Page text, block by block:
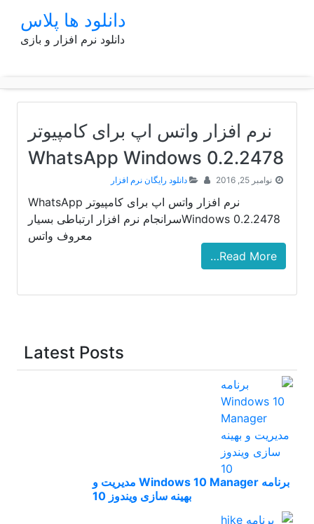
دانلود ها پلاس
دانلود نرم افزار و بازی
نرم افزار واتس اپ برای کامپیوتر
WhatsApp Windows 0.2.2478
نوامبر 25, 2016 دانلود رایگان نرم افزار
نرم افزار واتس اپ برای کامپیوتر WhatsApp
Windows 0.2.2478سرانجام نرم افزار ارتباطی بسیار
معروف واتس
Read More…
Latest Posts
برنامه Windows 10 Manager مدیریت و
بهینه سازی ویندوز 10